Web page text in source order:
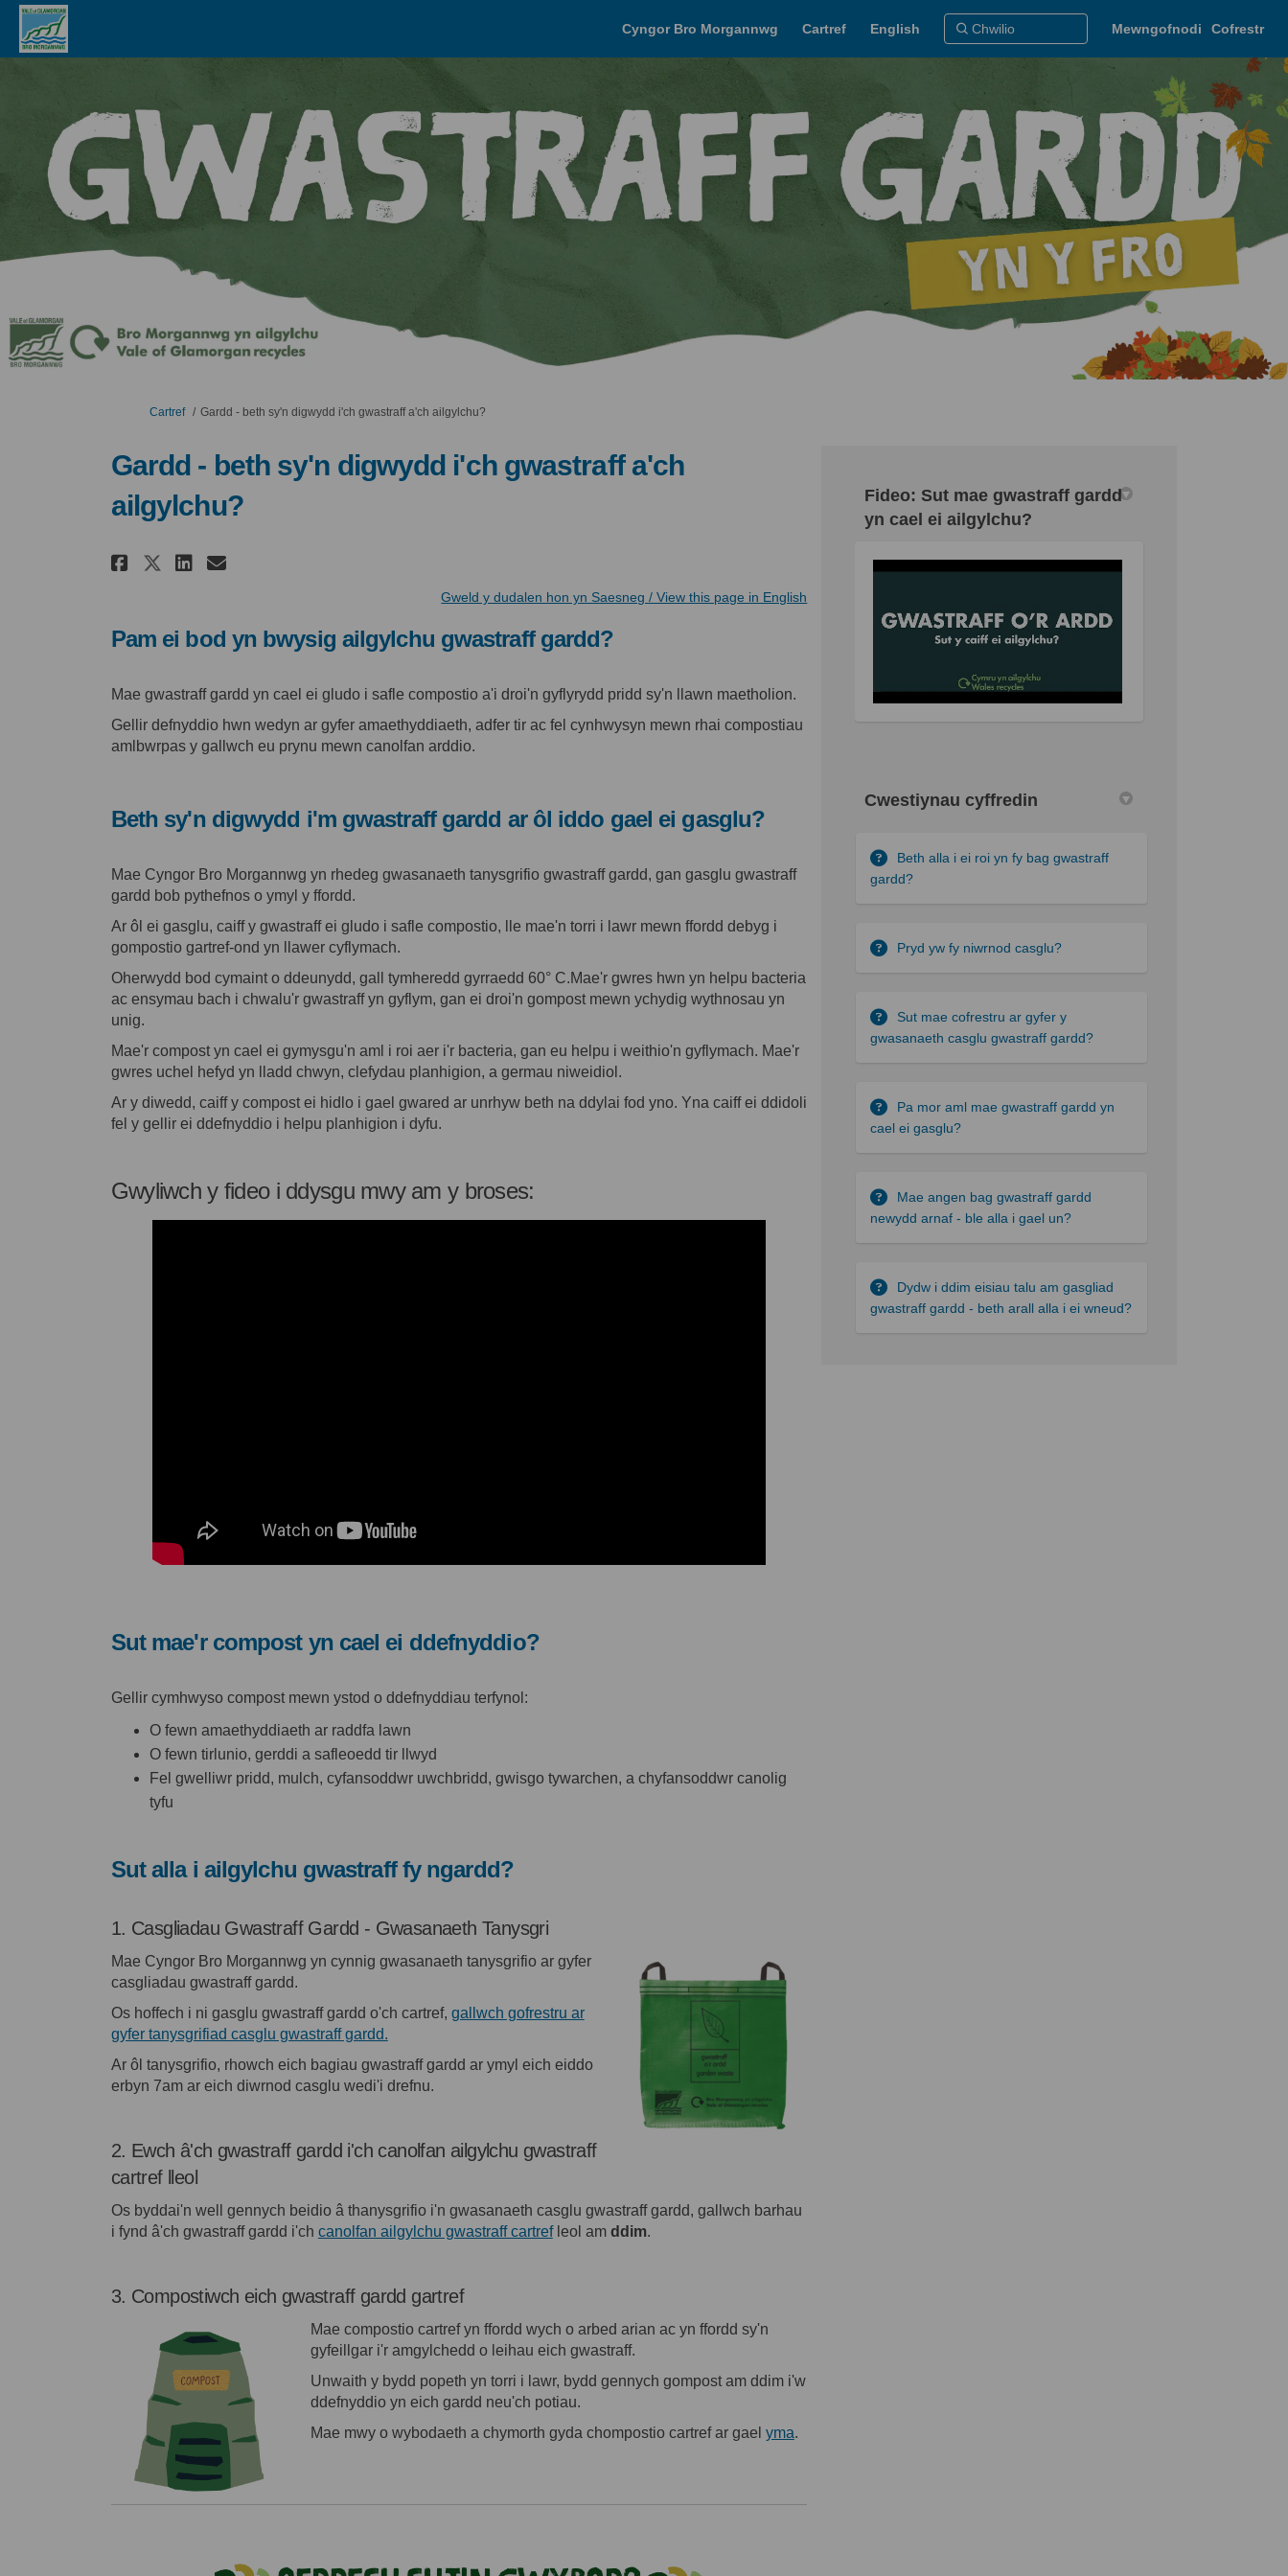
Cyngor Bro Morgannwg Cartref English Mewngofnodi Cofrestr
Rydych yma:
Cartref Gardd - beth sy'n digwydd i'ch gwastraff a'ch ailgylchu?
Gardd - beth sy'n digwydd i'ch gwastraff a'ch
ailgylchu?
Rhannu Gardd - beth sy'n digwydd i'ch gwastraff a'ch ailgylchu? ar Facebook
Rhannu Gardd - beth sy'n digwydd i'ch gwastraff a'ch ailgylchu? Ar Twitter
Rhannu Gardd - beth sy'n digwydd i'ch gwastraff a'ch ailgylchu? Ar LinkedIn
E-bost Gardd - beth sy'n digwydd i'ch gwastraff a'ch ailgylchu? dolen
Gweld y dudalen hon yn Saesneg / View this page in English
Pam ei bod yn bwysig ailgylchu gwastraff gardd?
Mae gwastraff gardd yn cael ei gludo i safle compostio a'i droi'n gyflyrydd pridd sy'n llawn maetholion.
Gellir defnyddio hwn wedyn ar gyfer amaethyddiaeth, adfer tir ac fel cynhwysyn mewn rhai compostiau
amlbwrpas y gallwch eu prynu mewn canolfan arddio.
Beth sy'n digwydd i'm gwastraff gardd ar ôl iddo gael ei gasglu?
Mae Cyngor Bro Morgannwg yn rhedeg gwasanaeth tanysgrifio gwastraff gardd, gan gasglu gwastraff
gardd bob pythefnos o ymyl y ffordd.
Ar ôl ei gasglu, caiff y gwastraff ei gludo i safle compostio, lle mae'n torri i lawr mewn ffordd debyg i
gompostio gartref-ond yn llawer cyflymach.
Oherwydd bod cymaint o ddeunydd, gall tymheredd gyrraedd 60° C.Mae'r gwres hwn yn helpu bacteria
ac ensymau bach i chwalu'r gwastraff yn gyflym, gan ei droi'n gompost mewn ychydig wythnosau yn
unig.
Mae'r compost yn cael ei gymysgu'n aml i roi aer i'r bacteria, gan eu helpu i weithio'n gyflymach. Mae'r
gwres uchel hefyd yn lladd chwyn, clefydau planhigion, a germau niweidiol.
Ar y diwedd, caiff y compost ei hidlo i gael gwared ar unrhyw beth na ddylai fod yno. Yna caiff ei ddidoli
fel y gellir ei ddefnyddio i helpu planhigion i dyfu.
Gwyliwch y fideo i ddysgu mwy am y broses:
Sut mae'r compost yn cael ei ddefnyddio?
Gellir cymhwyso compost mewn ystod o ddefnyddiau terfynol:
O fewn amaethyddiaeth ar raddfa lawn
O fewn tirlunio, gerddi a safleoedd tir llwyd
Fel gwelliwr pridd, mulch, cyfansoddwr uwchbridd, gwisgo tywarchen, a chyfansoddwr canolig
tyfu
Sut alla i ailgylchu gwastraff fy ngardd?
1. Casgliadau Gwastraff Gardd - Gwasanaeth Tanysgri
Mae Cyngor Bro Morgannwg yn cynnig gwasanaeth tanysgrifio ar gyfer
casgliadau gwastraff gardd.
Os hoffech i ni gasglu gwastraff gardd o'ch cartref, gallwch gofrestru ar
gyfer tanysgrifiad casglu gwastraff gardd.
Ar ôl tanysgrifio, rhowch eich bagiau gwastraff gardd ar ymyl eich eiddo
erbyn 7am ar eich diwrnod casglu wedi'i drefnu.
2. Ewch â'ch gwastraff gardd i'ch canolfan ailgylchu gwastraff
cartref lleol
Os byddai'n well gennych beidio â thanysgrifio i'n gwasanaeth casglu gwastraff gardd, gallwch barhau
i fynd â'ch gwastraff gardd i'ch canolfan ailgylchu gwastraff cartref(Dolen allanol)
leol am ddim.
3. Compostiwch eich gwastraff gardd gartref
Mae compostio cartref yn ffordd wych o arbed arian ac yn ffordd sy'n
gyfeillgar i'r amgylchedd o leihau eich gwastraff.
Unwaith y bydd popeth yn torri i lawr, bydd gennych gompost am ddim i'w
ddefnyddio yn eich gardd neu'ch potiau.
Mae mwy o wybodaeth a chymorth gyda chompostio cartref ar gael yma(Dolen allanol)
.
Fideo: Sut mae gwastraff gardd
yn cael ei ailgylchu?
Cwestiynau cyffredin
Beth alla i ei roi yn fy bag gwastraff
gardd?
Pryd yw fy niwrnod casglu?
Sut mae cofrestru ar gyfer y
gwasanaeth casglu gwastraff gardd?
Pa mor aml mae gwastraff gardd yn
cael ei gasglu?
Mae angen bag gwastraff gardd
newydd arnaf - ble alla i gael un?
Dydw i ddim eisiau talu am gasgliad
gwastraff gardd - beth arall alla i ei wneud?